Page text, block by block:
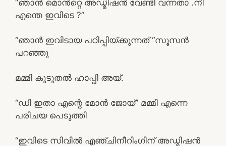
“ഞാൻ മൊൻറ്റെ അഡ്മിഷൻ വേണ്ടി വന്നതാ .നീ
എന്തെ ഇവിടെ ?”
“ഞാൻ ഇവിടായ പഠിപ്പിയ്ക്കുന്നത് “സൂസൻ
പറഞ്ഞു
മമ്മി കൂടുതൽ ഹാപ്പി അയ്.
“ഡി ഇതാ എന്റെ മോൻ ജോയ്” മമ്മി എന്നെ
പരിചയ പെടുത്തി
“ഇവിടെ സിവിൽ എഞ്ചിനീറിംഗിന് അഡ്മിഷൻ